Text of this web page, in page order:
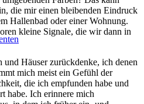
die mir einen bleibenden Eindruck
Hallenbad oder einer Wohnung.
kleine Signale, die wir dann in
und Häuser zurückdenke, ich denen
mich meist ein Gefühl der
die ich empfunden habe und
habe. Ich erinnere mich